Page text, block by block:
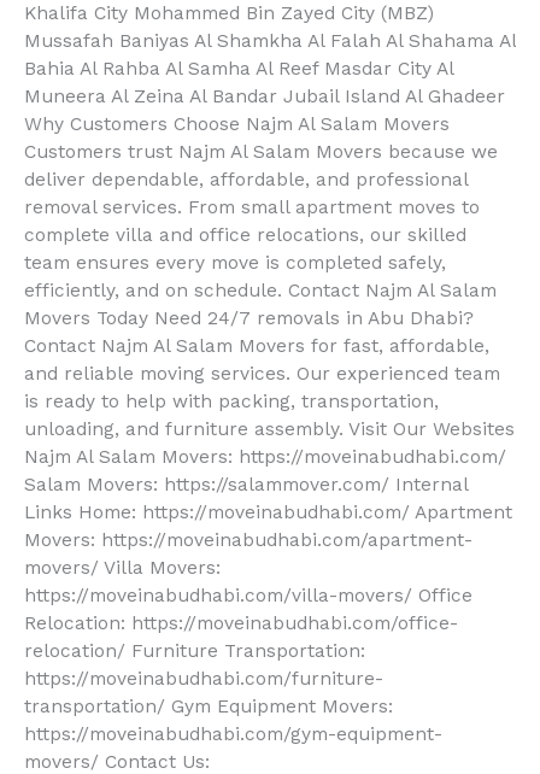
Khalifa City Mohammed Bin Zayed City (MBZ)
Mussafah Baniyas Al Shamkha Al Falah Al Shahama Al
Bahia Al Rahba Al Samha Al Reef Masdar City Al
Muneera Al Zeina Al Bandar Jubail Island Al Ghadeer
Why Customers Choose Najm Al Salam Movers
Customers trust Najm Al Salam Movers because we
deliver dependable, affordable, and professional
removal services. From small apartment moves to
complete villa and office relocations, our skilled
team ensures every move is completed safely,
efficiently, and on schedule. Contact Najm Al Salam
Movers Today Need 24/7 removals in Abu Dhabi?
Contact Najm Al Salam Movers for fast, affordable,
and reliable moving services. Our experienced team
is ready to help with packing, transportation,
unloading, and furniture assembly. Visit Our Websites
Najm Al Salam Movers: https://moveinabudhabi.com/
Salam Movers: https://salammover.com/ Internal
Links Home: https://moveinabudhabi.com/ Apartment
Movers: https://moveinabudhabi.com/apartment-
movers/ Villa Movers:
https://moveinabudhabi.com/villa-movers/ Office
Relocation: https://moveinabudhabi.com/office-
relocation/ Furniture Transportation:
https://moveinabudhabi.com/furniture-
transportation/ Gym Equipment Movers:
https://moveinabudhabi.com/gym-equipment-
movers/ Contact Us: